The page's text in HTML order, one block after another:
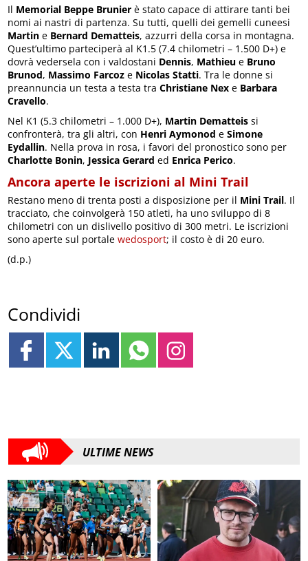
Il Memorial Beppe Brunier è stato capace di attirare tanti bei
nomi ai nastri di partenza. Su tutti, quelli dei gemelli cuneesi
Martin e Bernard Dematteis, azzurri della corsa in montagna.
Quest’ultimo parteciperà al K1.5 (7.4 chilometri – 1.500 D+) e
dovrà vedersela con i valdostani Dennis, Mathieu e Bruno
Brunod, Massimo Farcoz e Nicolas Statti. Tra le donne si
preannuncia un testa a testa traChristiane Nex e Barbara
Cravello.
Nel K1 (5.3 chilometri – 1.000 D+), Martin Dematteis si
confronterà, tra gli altri, con Henri Aymonod eSimone
Eydallin. Nella prova in rosa, i favori del pronostico sono per
Charlotte Bonin, Jessica Gerard ed Enrica Perico.
Ancora aperte le iscrizioni al Mini Trail
Restano meno di trenta posti a disposizione per il Mini Trail. Il
tracciato, che coinvolgerà 150 atleti, ha uno sviluppo di 8
chilometri con un dislivello positivo di 300 metri. Le iscrizioni
sono aperte sul portalewedosport; il costo è di 20 euro.
(d.p.)
Condividi
ULTIME NEWS